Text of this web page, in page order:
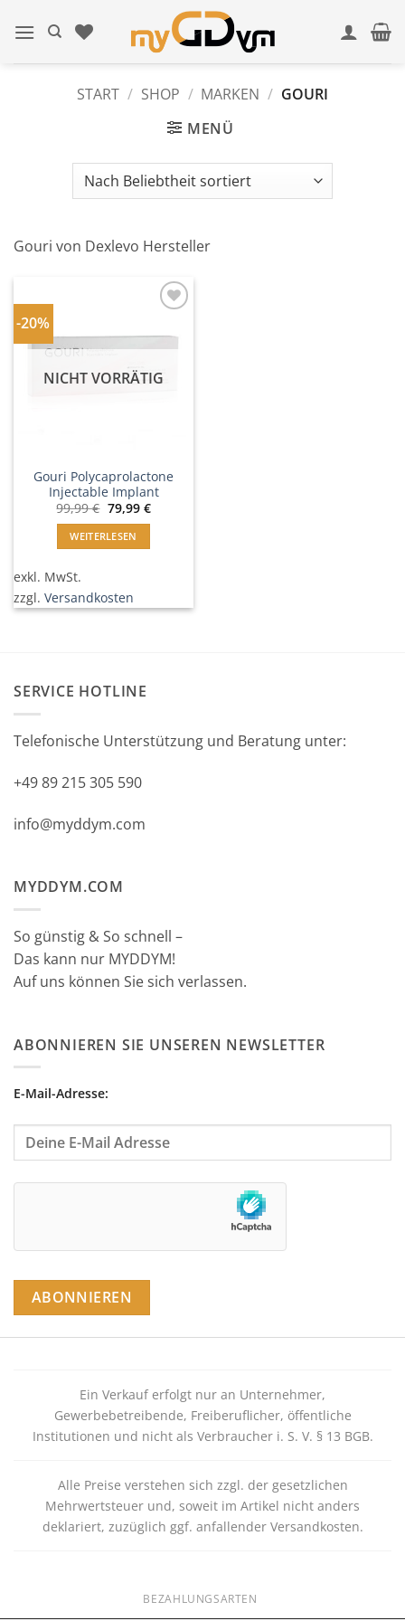
Inhalt
START / SHOP / MARKEN / GOURI
MENÜ
Gouri von Dexlevo Hersteller
-20%
Wunschliste
einfügen
NICHT VORRÄTIG
Gouri Polycaprolactone
Injectable Implant
99,99€ Ursprünglicher
Preis
war:
99,99 €
79,99 €Aktueller
Preis
WEITERLESEN
exkl. MwSt.
zzgl. Versandkosten
SERVICE HOTLINE
Telefonische Unterstützung und Beratung unter:
+49 89 215 305 590
info@myddym.com
MYDDYM.COM
So günstig & So schnell –
Das kann nur MYDDYM!
Auf uns können Sie sich verlassen.
ABONNIEREN SIE UNSEREN NEWSLETTER
E-Mail-Adresse:
Ein Verkauf erfolgt nur an Unternehmer,
Gewerbebetreibende, Freiberuflicher, öffentliche
Institutionen und nicht als Verbraucher i. S. V. § 13 BGB.
Alle Preise verstehen sich zzgl. der gesetzlichen
Mehrwertsteuer und, soweit im Artikel nicht anders
deklariert, zuzüglich ggf. anfallender Versandkosten.
BEZAHLUNGSARTEN